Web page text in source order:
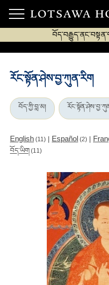
རོང་སྟོན་ཤེས་བྱ་ཀུན་རིག
བོད་ཀྱི་བླ་མ།
English (11) | Español (2) |
བོད་ཡིག (11)